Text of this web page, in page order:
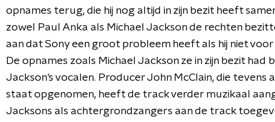
opnames terug, die hij nog altijd in zijn bezit heeft
zowel Paul Anka als Michael Jackson de rechten
aan dat Sony een groot probleem heeft als hij niet
De opnames zoals Michael Jackson ze in zijn bezit
Jackson's vocalen. Producer John McClain, die
staat opgenomen, heeft de track verder muzikaal
Jacksons als achtergrondzangers aan de track